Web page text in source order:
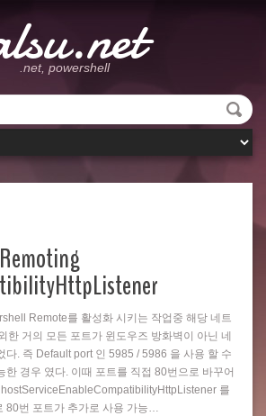
.net, powershell
Remote를 활성화 시키는 작업중 해당 네트
한 거의 모든 포트가 윈도우즈 방화벽이 아닌 네
다. 즉 Default port 인 5985 / 5986 을 사용 할 수
한 경우 였다. 이때 포트를 직접 80번으로 바꾸어
를
80번 포트가 추가로 사용 가능…